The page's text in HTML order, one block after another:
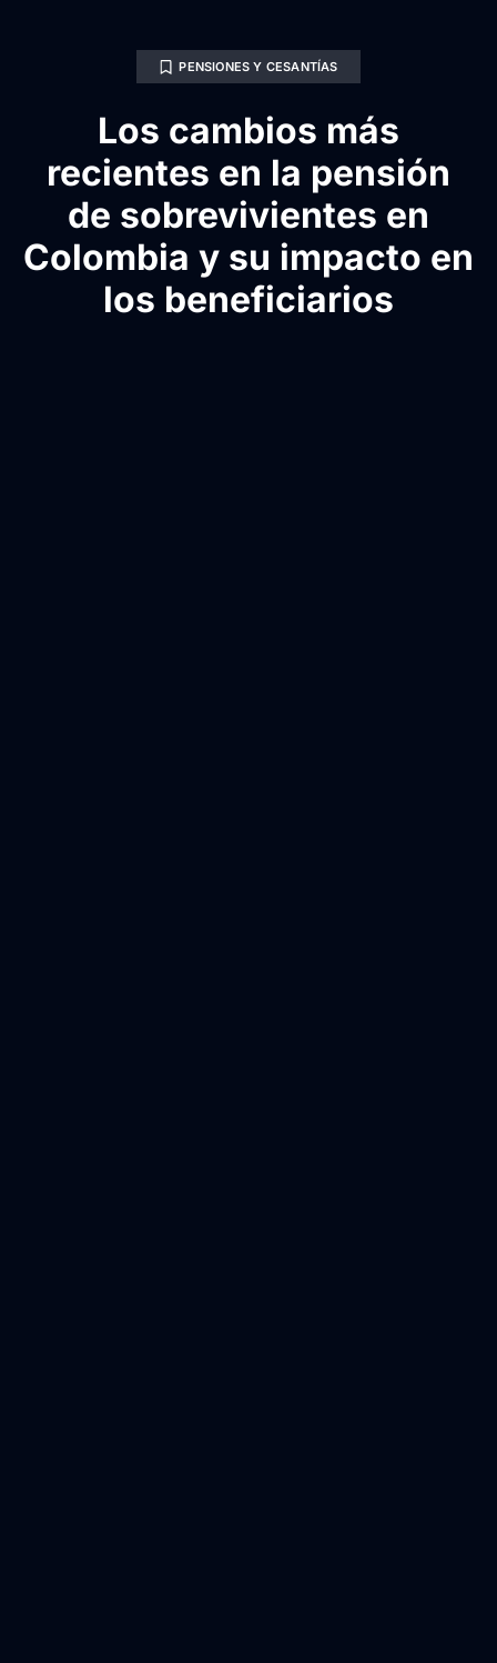
PENSIONES Y CESANTÍAS
Los cambios más
recientes en la pensión
de sobrevivientes en
Colombia y su impacto en
los beneficiarios